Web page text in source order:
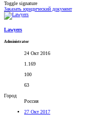
Toggle signature
Заказать юридический документ
Lawyers
Administrator
24 Окт 2016
1.169
100
63
Город
Россия
27 Окт 2017